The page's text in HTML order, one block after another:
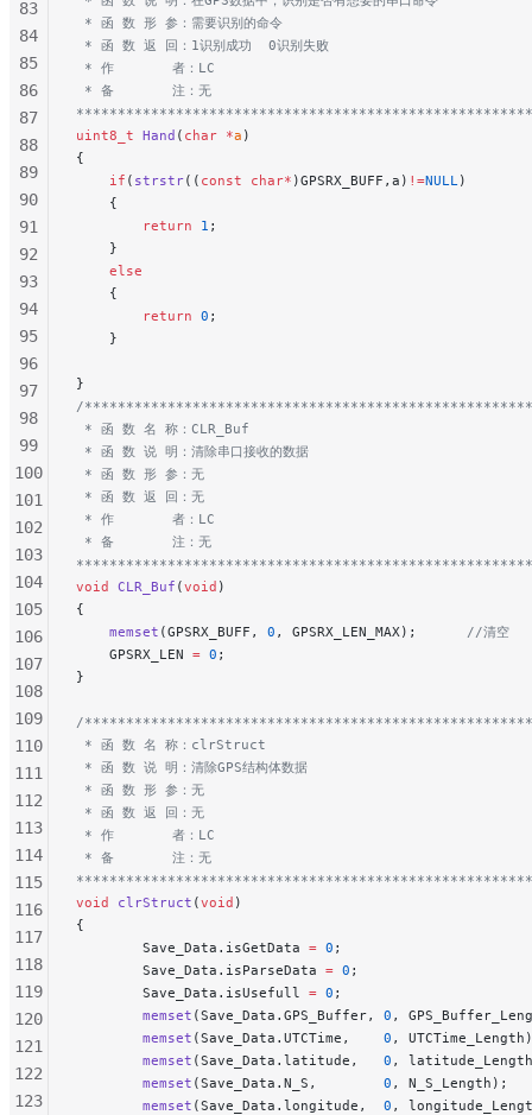
* 函 数 形 参：需要识别的命令
* 函 数 返 回：1识别成功  0识别失败
* 作       者：LC
* 备       注：无
uint8_t Hand ( char *a )
{
    if
( strstr(( const char* )GPSRX_BUFF,a) !=NULL )
    {
        return
1 ;
    }
    else
    {
        return
0 ;
    }
}
/
* 函 数 名 称：CLR_Buf
* 函 数 说 明：清除串口接收的数据
* 函 数 形 参：无
* 函 数 返 回：无
* 作       者：LC
* 备       注：无
void CLR_Buf (void )
{
    memset
(GPSRX_BUFF, 0 , GPSRX_LEN_MAX);
      //清空
    GPSRX_LEN
= 0 ;
}
/
* 函 数 名 称：clrStruct
* 函 数 说 明：清除GPS结构体数据
* 函 数 形 参：无
* 函 数 返 回：无
* 作       者：LC
* 备       注：无
void clrStruct (void )
{
        Save_Data.isGetData
= 0 ;
        Save_Data.isParseData
= 0 ;
        Save_Data.isUsefull
= 0 ;
        memset
(Save_Data.GPS_Buffer, 0 ,
        memset
(Save_Data.UTCTime, 0 ,
        memset
(Save_Data.latitude, 0 ,
        memset
(Save_Data.N_S, 0 , N_S_Length);
        memset
(Save_Data.longitude, 0 ,
83
84
85
86
87
88
89
90
91
92
93
94
95
96
97
98
99
100
101
102
103
104
105
106
107
108
109
110
111
112
113
114
115
116
117
118
119
120
121
122
123